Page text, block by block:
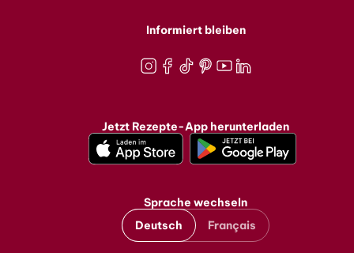
Informiert bleiben
Jetzt Rezepte-App herunterladen
Sprache wechseln
Deutsch
Français